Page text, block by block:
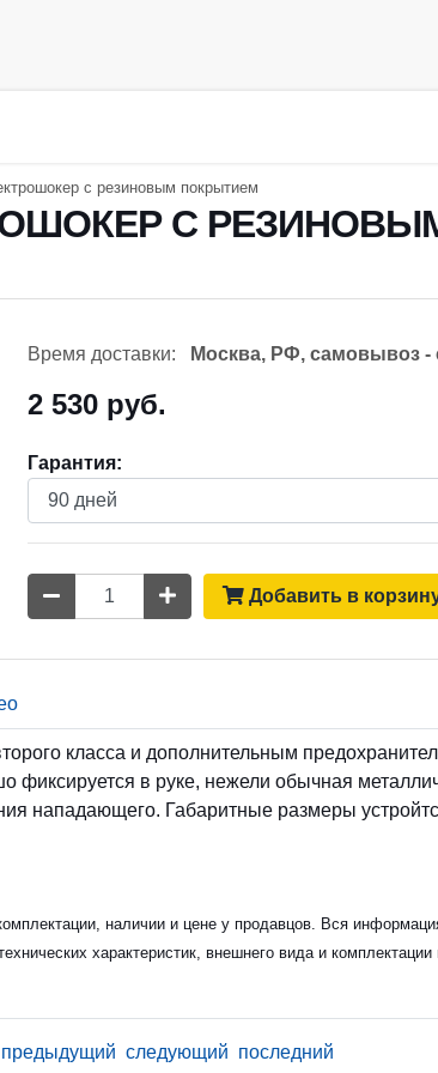
с резиновым покрытием
С
Время доставки: Москва, РФ, самовывоз -
2 530 руб.
Гарантия:
Количество Добавить в
класса и дополнительным
в руке, нежели обычная
нападающего. Габаритные размеры
наличии и цене у продавцов. Вся
характеристик, внешнего вида и
предыдущий следующий последний